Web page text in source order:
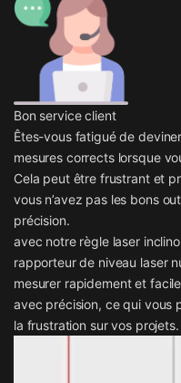
Bon service client
Êtes-vous fatigué de
mesures corrects lorsque
Cela peut être frustrant et
vous n’avez pas les bons
précision.
avec notre règle laser
rapporteur de niveau laser
mesurer rapidement et
avec précision, ce qui vous
la frustration sur vos projets.